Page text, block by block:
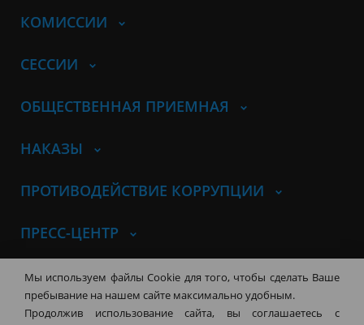
КОМИССИИ
СЕССИИ
ОБЩЕСТВЕННАЯ ПРИЕМНАЯ
НАКАЗЫ
ПРОТИВОДЕЙСТВИЕ КОРРУПЦИИ
ПРЕСС-ЦЕНТР
© Совет депутатов города
НовосибирскаКонтакты Карта сайта
630099, г. Новосибирск, Красный
Мы используем файлы Cookie для того, чтобы сделать Ваше
пребывание на нашем сайте максимально удобным.
Продолжив использование сайта, вы соглашаетесь с